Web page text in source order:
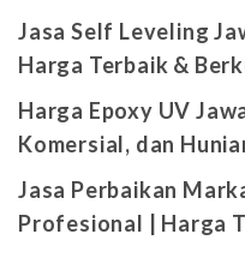
Jasa Self Leveling
Harga Terbaik &
Harga Epoxy UV
Komersial, dan
Jasa Perbaikan
Profesional | Harga